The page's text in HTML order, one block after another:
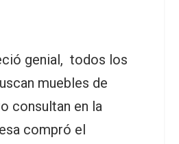
genial, todos los
muebles de
consultan en la
compró el